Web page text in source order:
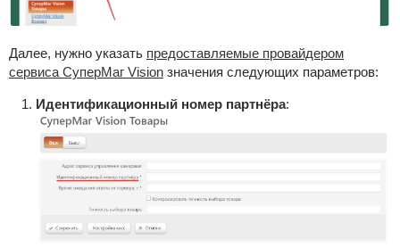
Далее, нужно указать предоставляемые провайдером
сервиса СуперМаг Visionзначения следующих параметров:
Идентификационный номер партнёра: